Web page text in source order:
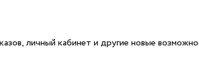
личный кабинет и другие новые